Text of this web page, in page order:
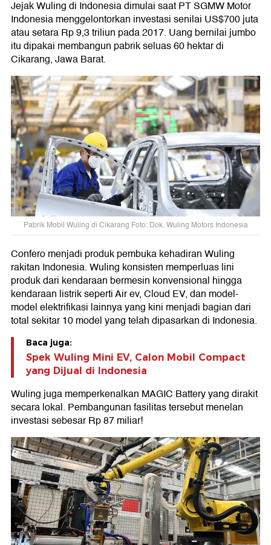
Jejak Wuling di Indonesia dimulai saat PT SGMW Motor
Indonesia menggelontorkan investasi senilai US$700 juta
atau setara Rp 9,3 triliun pada 2017. Uang bernilai jumbo
itu dipakai membangun pabrik seluas 60 hektar di
Cikarang, Jawa Barat.
Pabrik Mobil Wuling di Cikarang Foto: Dok. Wuling Motors Indonesia
Confero menjadi produk pembuka kehadiran Wuling
rakitan Indonesia. Wuling konsisten memperluas lini
produk dari kendaraan bermesin konvensional hingga
kendaraan listrik seperti Air ev, Cloud EV, dan model-
model elektrifikasi lainnya yang kini menjadi bagian dari
total sekitar 10 model yang telah dipasarkan di Indonesia.
Baca juga:
Spek Wuling Mini EV, Calon Mobil Compact
yang Dijual di Indonesia
Wuling juga memperkenalkan MAGIC Battery yang dirakit
secara lokal. Pembangunan fasilitas tersebut menelan
investasi sebesar Rp 87 miliar!